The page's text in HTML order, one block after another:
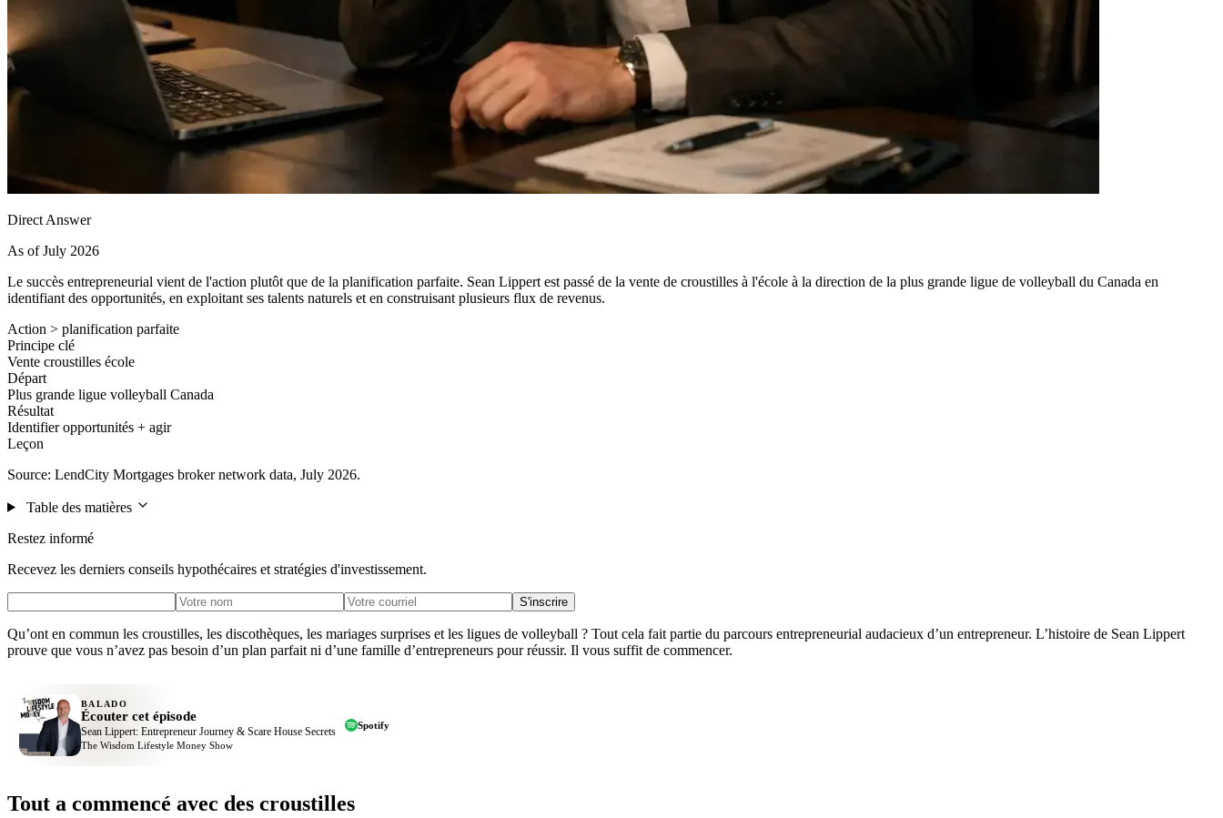
Direct Answer
As of July 2026
Le succès entrepreneurial vient de l'action plutôt que de la planification parfaite. Sean Lippert est passé de la vente de croustilles à l'école à la direction de la plus grande ligue de volleyball du Canada en
identifiant des opportunités, en exploitant ses talents naturels et en construisant plusieurs flux de revenus.
Action > planification parfaite
Principe clé
Vente croustilles école
Départ
Plus grande ligue volleyball Canada
Résultat
Identifier opportunités + agir
Leçon
Source: LendCity Mortgages broker network data, July 2026.
Table des matières
Restez informé
Recevez les derniers conseils hypothécaires et stratégies d'investissement.
S'inscrire
Qu’ont en commun les croustilles, les discothèques, les mariages surprises et les ligues de volleyball ? Tout cela fait partie du parcours entrepreneurial audacieux d’un entrepreneur. L’histoire de Sean Lippert
prouve que vous n’avez pas besoin d’un plan parfait ni d’une famille d’entrepreneurs pour réussir. Il vous suffit de commencer.
BALADO
Écouter cet épisode
Sean Lippert: Entrepreneur Journey & Scare House Secrets
The Wisdom Lifestyle Money Show
Spotify
Tout a commencé avec des croustilles